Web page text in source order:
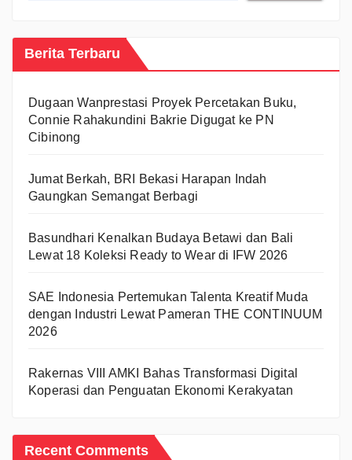
Berita Terbaru
Dugaan Wanprestasi Proyek Percetakan Buku,
Connie Rahakundini Bakrie Digugat ke PN
Cibinong
Jumat Berkah, BRI Bekasi Harapan Indah
Gaungkan Semangat Berbagi
Basundhari Kenalkan Budaya Betawi dan Bali
Lewat 18 Koleksi Ready to Wear di IFW 2026
SAE Indonesia Pertemukan Talenta Kreatif Muda
dengan Industri Lewat Pameran THE CONTINUUM
2026
Rakernas VIII AMKI Bahas Transformasi Digital
Koperasi dan Penguatan Ekonomi Kerakyatan
Recent Comments